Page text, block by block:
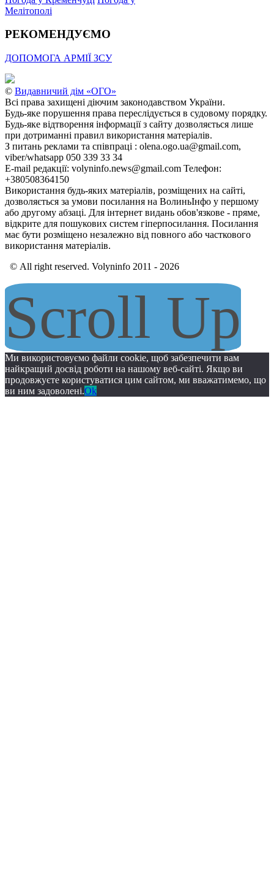
Мелітополі
РЕКОМЕНДУЄМО
ДОПОМОГА АРМІЇ ЗСУ
© Видавничий дім «ОГО»
Всі права захищені діючим законодавством України.
Будь-яке порушення права переслідується в судовому порядку.
Будь-яке відтворення інформації з сайту дозволяється лише
при дотриманні правил використання матеріалів.
З питань реклами та співпраці : olena.ogo.ua@gmail.com,
viber/whatsapp 050 339 33 34
E-mail редакції: volyninfo.news@gmail.com Телефон:
+380508364150
Використання будь-яких матеріалів, розміщених на сайті,
дозволяється за умови посилання на ВолиньІнфо у першому
або другому абзаці. Для інтернет видань обов'язкове - пряме,
відкрите для пошукових систем гіперпосилання. Посилання
має бути розміщено незалежно від повного або часткового
використання матеріалів.
© All right reserved. Volyninfo 2011 - 2026
Scroll Up
Ми використовуємо файли cookie, щоб забезпечити вам
найкращий досвід роботи на нашому веб-сайті. Якщо ви
продовжуєте користуватися цим сайтом, ми вважатимемо, що
ви ним задоволені.Ok